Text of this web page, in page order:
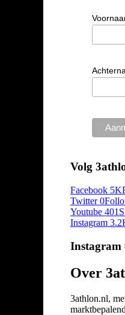
Volg
Facebook 5K
Twitter 0
Youtube 401
Instagram
Over
3athlon.nl,